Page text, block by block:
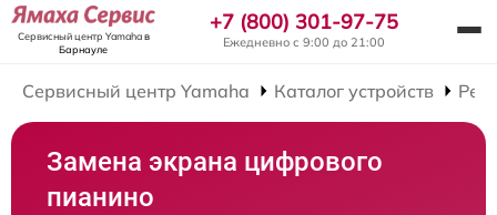
Сервисный центр Yamahaв
Барнауле
+7 (800) 301-97-75
Ежедневно с 9:00 до 21:00
Сервисный центр Yamaha Каталог устройств
Замена экрана цифрового
пианино